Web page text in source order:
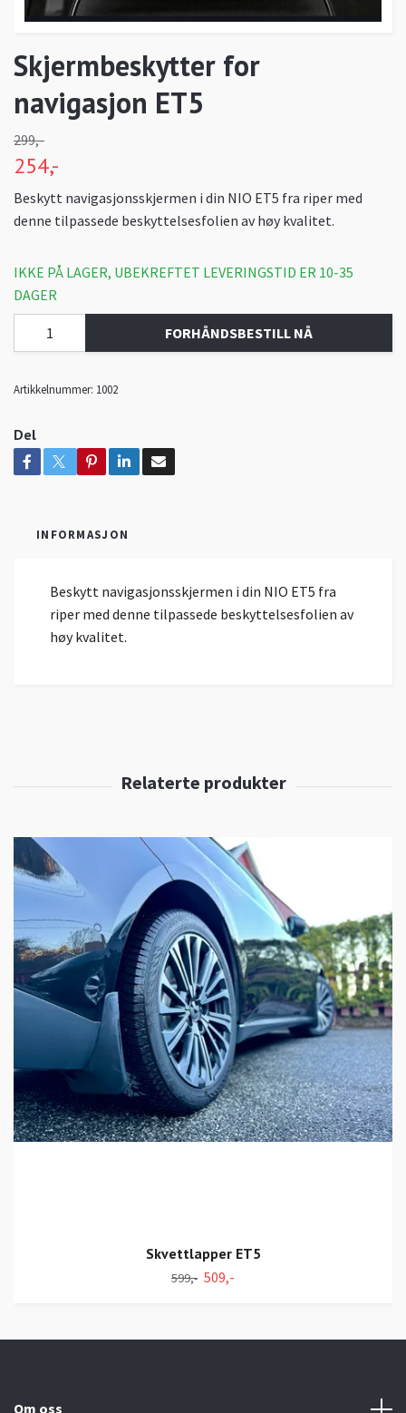
Skjermbeskytter for
navigasjon ET5
299,-
254,-
Beskytt navigasjonsskjermen i din NIO ET5 fra riper med
denne tilpassede beskyttelsesfolien av høy kvalitet.
IKKE PÅ LAGER, UBEKREFTET LEVERINGSTID ER 10-35
DAGER
FORHÅNDSBESTILL NÅ
Artikkelnummer: 1002
Del
INFORMASJON
Beskytt navigasjonsskjermen i din NIO ET5 fra
riper med denne tilpassede beskyttelsesfolien av
høy kvalitet.
Skvettlapper ET5
599,- 509,-
Om oss